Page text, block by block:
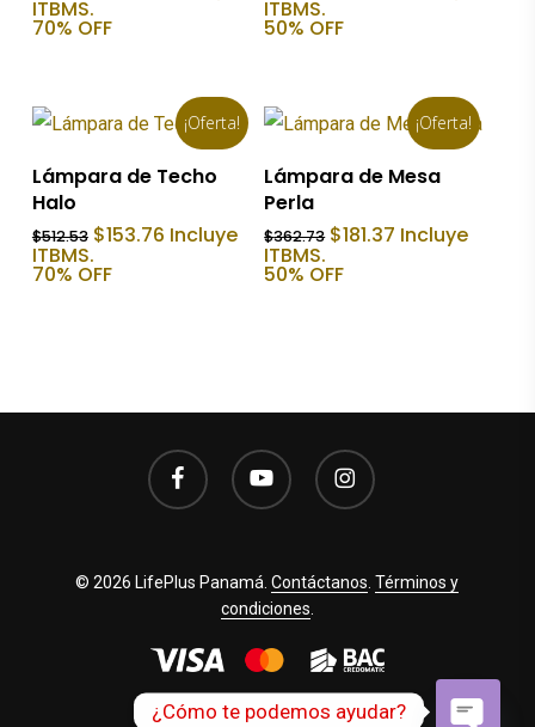
precio
original
precio
ITBMS.
70% OFF original
precio
ITBMS.
50% OFF
¡Oferta!
Añadir Al Carrito
Lámpara de Techo
Halo
$512.53 El
precio
original
$153.76El
precio
Incluye
ITBMS.
70% OFF
¡Oferta!
Añadir Al Carrito
Lámpara de Mesa
Perla
$362.73 El
original
$181.37 El
precio
Incluye
ITBMS.
50% OFF
facebook youtube instagram
© 2026 LifePlus Panamá.Contáctanos .Términos y
condiciones
¿Cómo te podemos ayudar?